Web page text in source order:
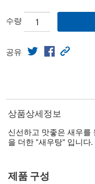
수량
공유
상품상세정보
신선하고 맛좋은 새우를
을 더한 "새우탕" 입니다.
제품 구성